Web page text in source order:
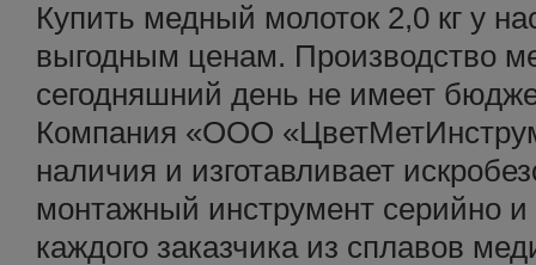
Купить медный молоток 2,0 кг у
выгодным ценам. Производство
сегодняшний день не имеет
Компания «ООО
наличия и изготавливает
монтажный инструмент серийно
каждого заказчика из сплавов